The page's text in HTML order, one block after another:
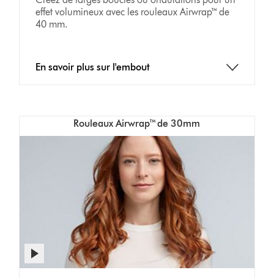
effet volumineux avec les rouleaux Airwrap™ de
40 mm.
En savoir plus sur l'embout
Rouleaux Airwrap™ de 30mm